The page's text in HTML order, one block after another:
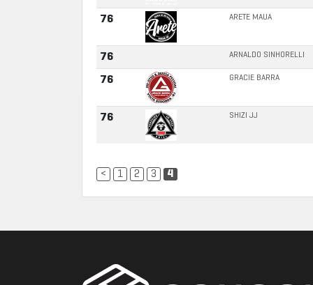
76 ARETE MAUA
76 ARNALDO SINHORELLI
76 GRACIE BARRA
76 SHIZI JJ
< 1 2 3 4